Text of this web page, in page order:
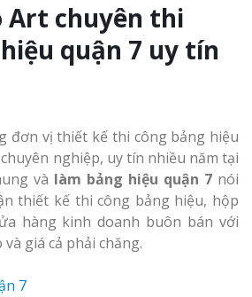
Art chuyên thi
quận 7 uy tín
đơn vị thiết kế thi công bảng hiệu
nghiệp, uy tín nhiều năm tại
và làm bảng hiệu quận 7 nói
thiết kế thi công bảng hiệu, hộp
hàng kinh doanh buôn bán với
giá cả phải chăng.